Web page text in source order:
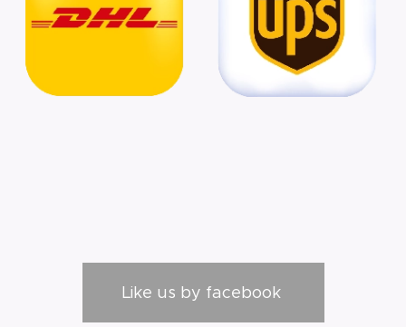
Like us by facebook